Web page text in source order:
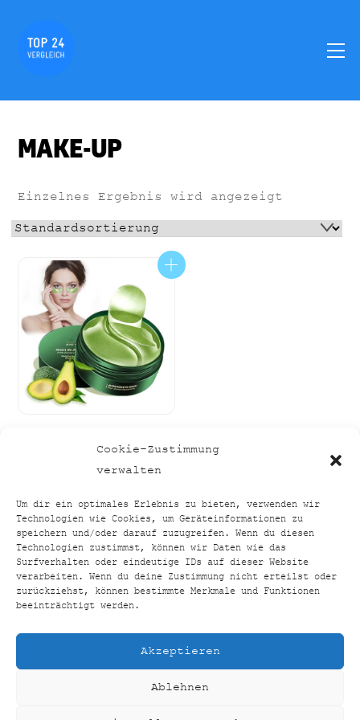
Cookie-Zustimmung
verwalten
Um dir ein optimales Erlebnis zu bieten, verwenden wir
Technologien wie Cookies, um Geräteinformationen zu
speichern und/oder darauf zuzugreifen. Wenn du diesen
Technologien zustimmst, können wir Daten wie das
Surfverhalten oder eindeutige IDs auf dieser Website
verarbeiten. Wenn du deine Zustimmung nicht erteilst oder
zurückziehst, können bestimmte Merkmale und Funktionen
beeinträchtigt werden.
Akzeptieren
Ablehnen
content
MAKE-UP
Einzelnes Ergebnis wird angezeigt
e
t
m
t
0
o
5
BACK
TO
TOP
TOP24VERGLEICH
FACEBOOKINSTAGRAM
KONTAKT
DATENSCHUTZERKLÄRUNG
COOKIE-RICHTLINIE (EU)